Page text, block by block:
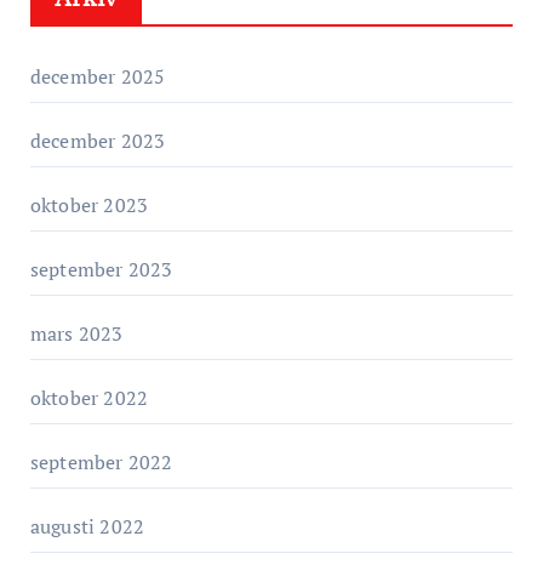
o
i
e
r
december 2025
december 2023
oktober 2023
september 2023
mars 2023
oktober 2022
september 2022
augusti 2022